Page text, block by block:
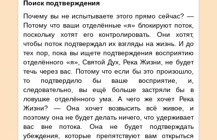
Поиск подтверждения
Почему вы не испытываете этого прямо сейчас? —
Потому что ваши отделённые «я» блокируют поток,
поскольку хотят его контролировать. Они хотят,
чтобы поток подтверждал их взгляды на жизнь. И до
тех пор, пока вы ищете подтверждения восприятию
отделённого «я», Святой Дух, Река Жизни, не будет
течь через вас. Потому что если бы это произошло,
то подтвердило бы ваше восприятие, и,
следовательно, вы ещё больше застряли бы в
ловушке отделённого ума. А чего же хочет Река
Жизни? — Она хочет возвысить всё живое, и
поэтому она не будет делать ничего, что удерживает
вас вне потока. Она не будет подтверждать
убеждения, которые препятствуют вам открыться